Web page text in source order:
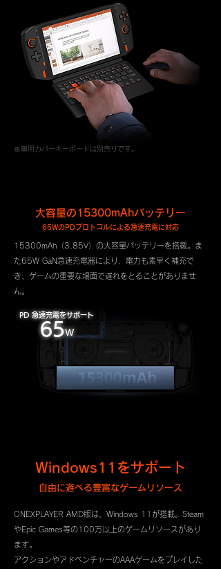
※専用カバーキーボードは別売りです。
大容量の15300mAhバッテリー
65WのPDプロトコルによる急速充電に対応
15300mAh（3.85V）の大容量バッテリーを搭載。ま
た65W GaN急速充電器により、電力も素早く補充で
き、ゲームの重要な場面で遅れをとることがありませ
ん。
65W
PD 急速充電をサポート
Windows11をサポート
自由に遊べる豊富なゲームリソース
ONEXPLAYER AMD版は、Windows 11が搭載。Steam
やEpic Games等の100万以上のゲームリソースがあり
ます。
アクションやアドベンチャーのAAAゲームをプレイした